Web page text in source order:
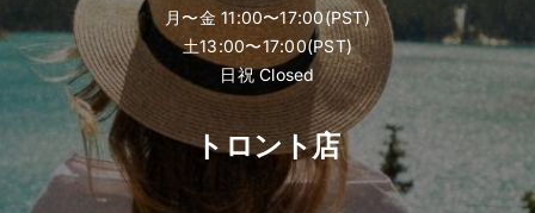
月〜金 11:00〜17:00(PST)
土13:00〜17:00(PST)
日祝 Closed
トロント店